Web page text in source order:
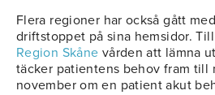
Flera regioner har också gått
driftstoppet på sina hemsidor.
Region Skåne vården att lämna
täcker patientens behov fram till
november om en patient akut